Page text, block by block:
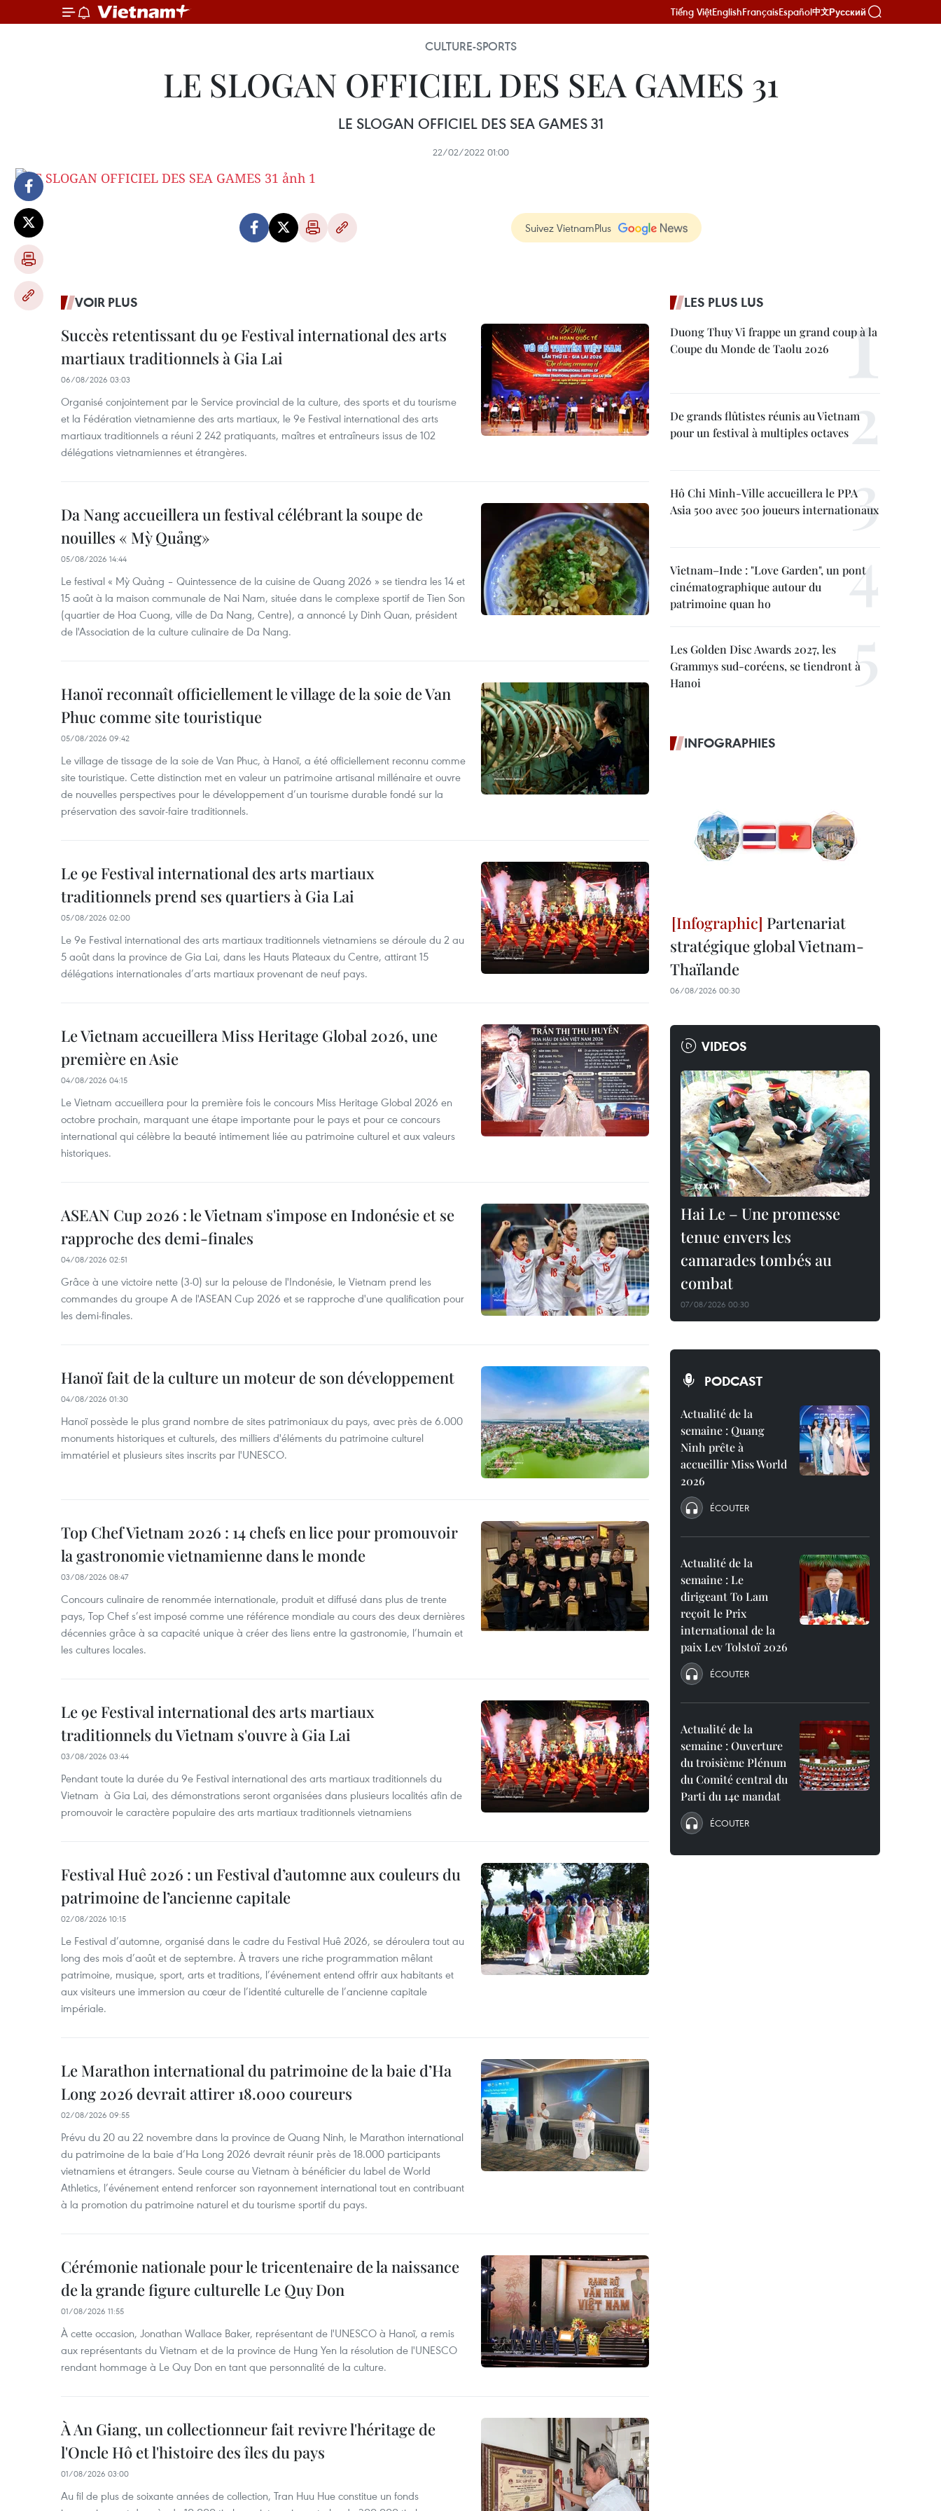
Tiếng ViệtEnglishFrançaisEspañol中文Русский
CULTURE-SPORTS
LE SLOGAN OFFICIEL DES SEA GAMES 31
LE SLOGAN OFFICIEL DES SEA GAMES 31
22/02/2022 01:00
Suivez VietnamPlus
VOIR PLUS
Succès retentissant du 9e Festival international des arts
martiaux traditionnels à Gia Lai
06/08/2026 03:03
Organisé conjointement par le Service provincial de la culture, des sports et du tourisme
et la Fédération vietnamienne des arts martiaux, le 9e Festival international des arts
martiaux traditionnels a réuni 2 242 pratiquants, maîtres et entraîneurs issus de 102
délégations vietnamiennes et étrangères.
Da Nang accueillera un festival célébrant la soupe de
nouilles « Mỳ Quảng»
05/08/2026 14:44
Le festival « Mỳ Quảng – Quintessence de la cuisine de Quang 2026 » se tiendra les 14 et
15 août à la maison communale de Nai Nam, située dans le complexe sportif de Tien Son
(quartier de Hoa Cuong, ville de Da Nang, Centre), a annoncé Ly Dinh Quan, président
de l'Association de la culture culinaire de Da Nang.
Hanoï reconnaît officiellement le village de la soie de Van
Phuc comme site touristique
05/08/2026 09:42
Le village de tissage de la soie de Van Phuc, à Hanoï, a été officiellement reconnu comme
site touristique. Cette distinction met en valeur un patrimoine artisanal millénaire et ouvre
de nouvelles perspectives pour le développement d’un tourisme durable fondé sur la
préservation des savoir-faire traditionnels.
Le 9e Festival international des arts martiaux
traditionnels prend ses quartiers à Gia Lai
05/08/2026 02:00
Le 9e Festival international des arts martiaux traditionnels vietnamiens se déroule du 2 au
5 août dans la province de Gia Lai, dans les Hauts Plateaux du Centre, attirant 15
délégations internationales d’arts martiaux provenant de neuf pays.
Le Vietnam accueillera Miss Heritage Global 2026, une
première en Asie
04/08/2026 04:15
Le Vietnam accueillera pour la première fois le concours Miss Heritage Global 2026 en
octobre prochain, marquant une étape importante pour le pays et pour ce concours
international qui célèbre la beauté intimement liée au patrimoine culturel et aux valeurs
historiques.
ASEAN Cup 2026 : le Vietnam s'impose en Indonésie et se
rapproche des demi-finales
04/08/2026 02:51
Grâce à une victoire nette (3-0) sur la pelouse de l'Indonésie, le Vietnam prend les
commandes du groupe A de l'ASEAN Cup 2026 et se rapproche d'une qualification pour
les demi-finales.
Hanoï fait de la culture un moteur de son développement
04/08/2026 01:30
Hanoï possède le plus grand nombre de sites patrimoniaux du pays, avec près de 6.000
monuments historiques et culturels, des milliers d'éléments du patrimoine culturel
immatériel et plusieurs sites inscrits par l'UNESCO.
Top Chef Vietnam 2026 : 14 chefs en lice pour promouvoir
la gastronomie vietnamienne dans le monde
03/08/2026 08:47
Concours culinaire de renommée internationale, produit et diffusé dans plus de trente
pays, Top Chef s’est imposé comme une référence mondiale au cours des deux dernières
décennies grâce à sa capacité unique à créer des liens entre la gastronomie, l’humain et
les cultures locales.
Le 9e Festival international des arts martiaux
traditionnels du Vietnam s'ouvre à Gia Lai
03/08/2026 03:44
Pendant toute la durée du 9e Festival international des arts martiaux traditionnels du
Vietnam à Gia Lai, des démonstrations seront organisées dans plusieurs localités afin de
promouvoir le caractère populaire des arts martiaux traditionnels vietnamiens
Festival Huê 2026 : un Festival d’automne aux couleurs du
patrimoine de l’ancienne capitale
02/08/2026 10:15
Le Festival d’automne, organisé dans le cadre du Festival Huê 2026, se déroulera tout au
long des mois d’août et de septembre. À travers une riche programmation mêlant
patrimoine, musique, sport, arts et traditions, l’événement entend offrir aux habitants et
aux visiteurs une immersion au cœur de l’identité culturelle de l’ancienne capitale
impériale.
Le Marathon international du patrimoine de la baie d’Ha
Long 2026 devrait attirer 18.000 coureurs
02/08/2026 09:55
Prévu du 20 au 22 novembre dans la province de Quang Ninh, le Marathon international
du patrimoine de la baie d’Ha Long 2026 devrait réunir près de 18.000 participants
vietnamiens et étrangers. Seule course au Vietnam à bénéficier du label de World
Athletics, l’événement entend renforcer son rayonnement international tout en contribuant
à la promotion du patrimoine naturel et du tourisme sportif du pays.
Cérémonie nationale pour le tricentenaire de la naissance
de la grande figure culturelle Le Quy Don
01/08/2026 11:55
À cette occasion, Jonathan Wallace Baker, représentant de l'UNESCO à Hanoï, a remis
aux représentants du Vietnam et de la province de Hung Yen la résolution de l'UNESCO
rendant hommage à Le Quy Don en tant que personnalité de la culture.
À An Giang, un collectionneur fait revivre l'héritage de
l'Oncle Hô et l'histoire des îles du pays
01/08/2026 03:00
Au fil de plus de soixante années de collection, Tran Huu Hue constitue un fonds
LES PLUS LUS
Duong Thuy Vi frappe un grand coup à la
Coupe du Monde de Taolu 2026
De grands flûtistes réunis au Vietnam
pour un festival à multiples octaves
Hô Chi Minh-Ville accueillera le PPA
Asia 500 avec 500 joueurs internationaux
Vietnam–Inde : "Love Garden", un pont
cinématographique autour du
patrimoine quan ho
Les Golden Disc Awards 2027, les
Grammys sud-coréens, se tiendront à
Hanoi
INFOGRAPHIES
Partenariat
stratégique global Vietnam-
Thaïlande
06/08/2026 00:30
VIDEOS
Hai Le – Une promesse
tenue envers les
camarades tombés au
combat
07/08/2026 00:30
PODCAST
Actualité de la
semaine : Quang
Ninh prête à
accueillir Miss World
2026
ÉCOUTER
Actualité de la
semaine : Le
dirigeant To Lam
reçoit le Prix
international de la
paix Lev Tolstoï 2026
ÉCOUTER
Actualité de la
semaine : Ouverture
du troisième Plénum
du Comité central du
Parti du 14e mandat
ÉCOUTER